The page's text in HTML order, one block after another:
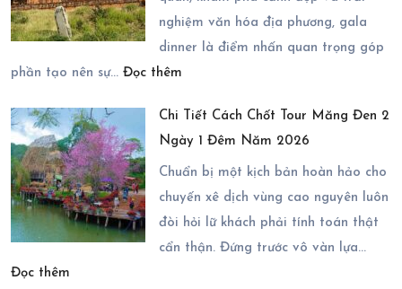
Chữ
3
Đêm
Với
Các
Điểm
Đến
Đầy
nghiệm văn hóa địa phương, gala
dinner là điểm nhấn quan trọng góp
phần tạo nên sự… Đọc thêm
Quyết
Tổ
Chức
Gala
Dinner
Trong
Chi Tiết Cách Chốt Tour Măng Đen 2
Ngày 1 Đêm Năm 2026
Chuẩn bị một kịch bản hoàn hảo cho
chuyến xê dịch vùng cao nguyên luôn
đòi hỏi lữ khách phải tính toán thật
cẩn thận. Đứng trước vô vàn lựa…
Đọc thêm